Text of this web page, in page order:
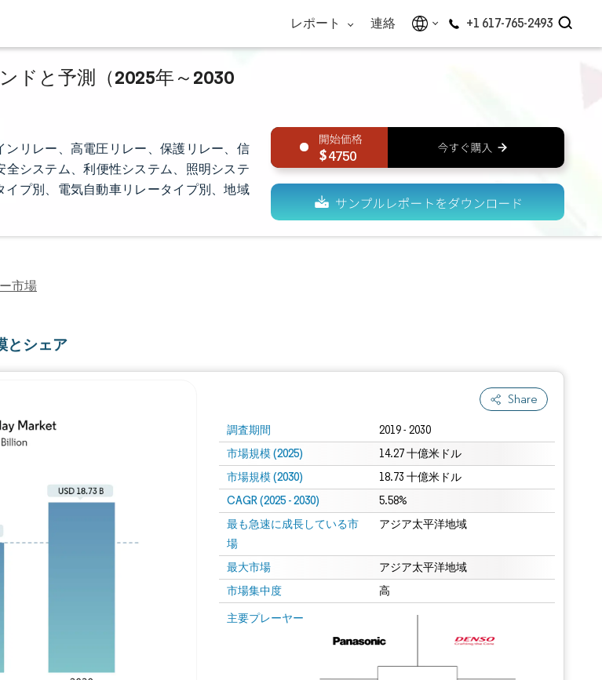
レポート 連絡 +1 617-765-2493
ドと予測（2025年～2030
リレー、高電圧リレー、保護リレー、信
システム、利便性システム、照明システ
イプ別、電気自動車リレータイプ別、地域
4750
市場
とシェア
Share
調査期間 2019 - 2030
市場規模 (2025) 14.27 十億米ドル
市場規模 (2030) 18.73 十億米ドル
CAGR (2025 - 2030) 5.58%
最も急速に成長している市
場
アジア太平洋地域
最大市場 アジア太平洋地域
市場集中度 高
主要プレーヤー